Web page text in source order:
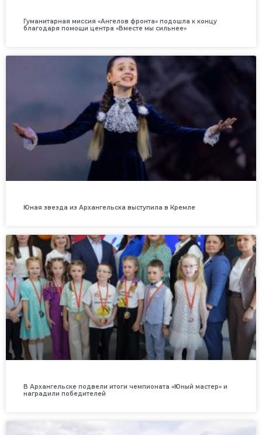
Гуманитарная миссия «Ангелов фронта» подошла к концу
благодаря помощи центра «Вместе мы сильнее»
Юная звезда из Архангельска выступила в Кремле
В Архангельске подвели итоги чемпионата «Юный мастер» и
наградили победителей